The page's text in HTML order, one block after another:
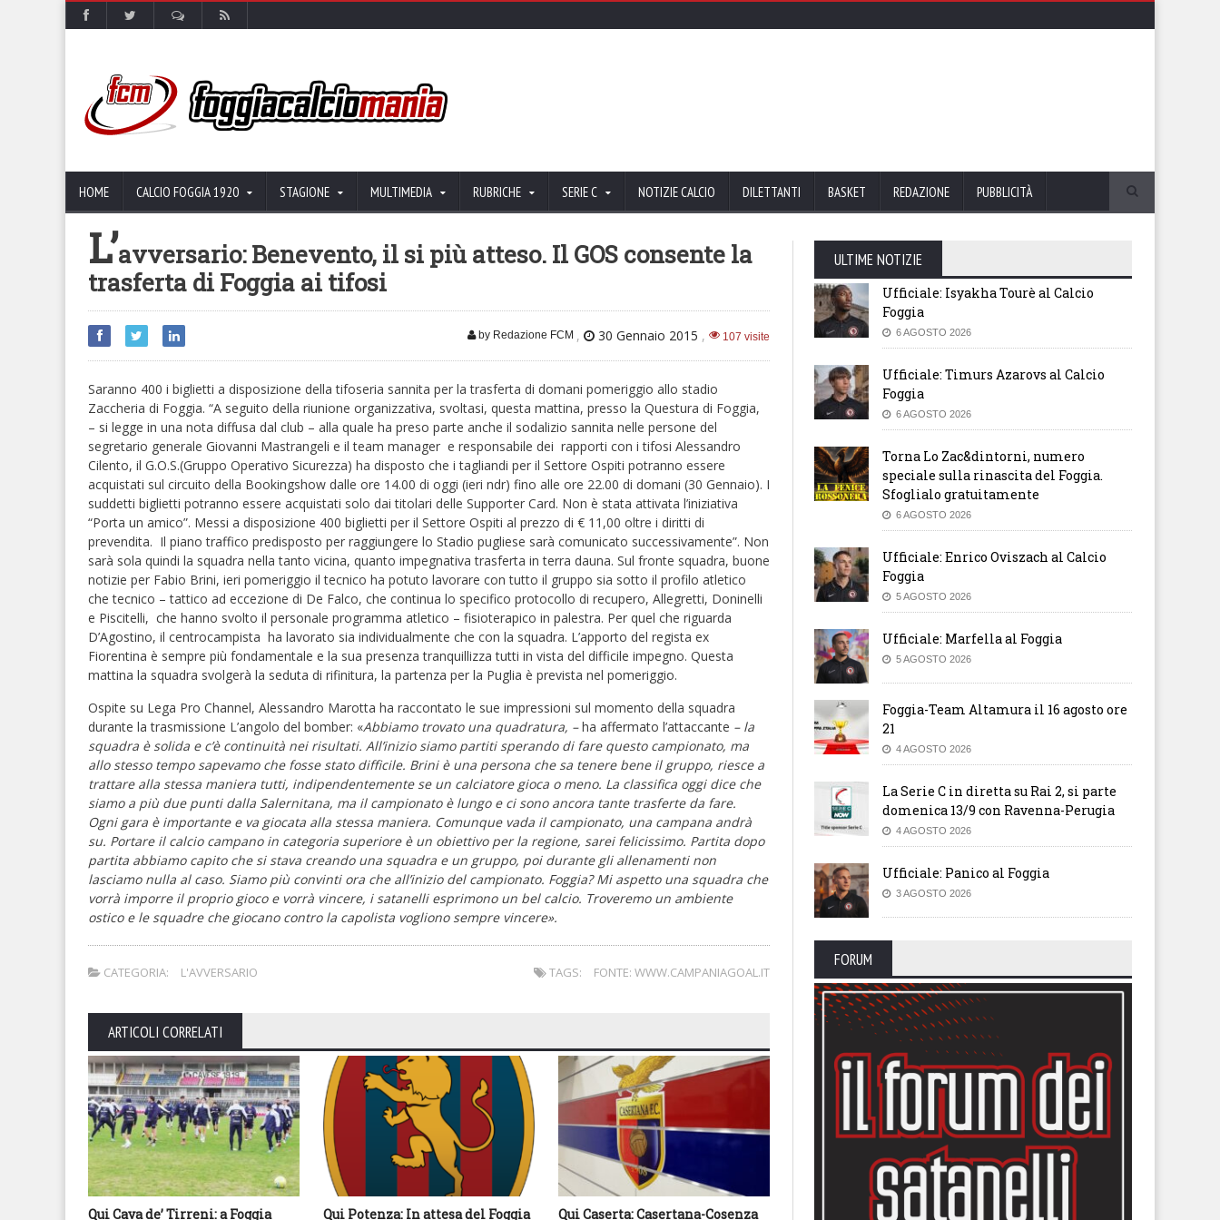
HOME CALCIO FOGGIA 1920 STAGIONE MULTIMEDIA RUBRICHE SERIE C NOTIZIE CALCIO DILETTANTI BASKET REDAZIONE PUBBLICITÀ
L’avversario: Benevento, il si più atteso. Il GOS consente la
trasferta di Foggia ai tifosi
by Redazione FCM , 30 Gennaio 2015 , 107 visite
Saranno 400 i biglietti a disposizione della tifoseria sannita per la trasferta di domani pomeriggio allo stadio
Zaccheria di Foggia. “A seguito della riunione organizzativa, svoltasi, questa mattina, presso la Questura di Foggia,
– si legge in una nota diffusa dal club – alla quale ha preso parte anche il sodalizio sannita nelle persone del
segretario generale Giovanni Mastrangeli e il team manager e responsabile dei rapporti con i tifosi Alessandro
Cilento, il G.O.S.(Gruppo Operativo Sicurezza) ha disposto che i tagliandi per il Settore Ospiti potranno essere
acquistati sul circuito della Bookingshow dalle ore 14.00 di oggi (ieri ndr) fino alle ore 22.00 di domani (30 Gennaio). I
suddetti biglietti potranno essere acquistati solo dai titolari delle Supporter Card. Non è stata attivata l’iniziativa
“Porta un amico”. Messi a disposizione 400 biglietti per il Settore Ospiti al prezzo di € 11,00 oltre i diritti di
prevendita. Il piano traffico predisposto per raggiungere lo Stadio pugliese sarà comunicato successivamente”. Non
sarà sola quindi la squadra nella tanto vicina, quanto impegnativa trasferta in terra dauna. Sul fronte squadra, buone
notizie per Fabio Brini, ieri pomeriggio il tecnico ha potuto lavorare con tutto il gruppo sia sotto il profilo atletico
che tecnico – tattico ad eccezione di De Falco, che continua lo specifico protocollo di recupero, Allegretti, Doninelli
e Piscitelli, che hanno svolto il personale programma atletico – fisioterapico in palestra. Per quel che riguarda
D’Agostino, il centrocampista ha lavorato sia individualmente che con la squadra. L’apporto del regista ex
Fiorentina è sempre più fondamentale e la sua presenza tranquillizza tutti in vista del difficile impegno. Questa
mattina la squadra svolgerà la seduta di rifinitura, la partenza per la Puglia è prevista nel pomeriggio.
Ospite su Lega Pro Channel, Alessandro Marotta ha raccontato le sue impressioni sul momento della squadra
durante la trasmissione L’angolo del bomber: «Abbiamo trovato una quadratura, –ha affermato l’attaccante – la
squadra è solida e c’è continuità nei risultati. All’inizio siamo partiti sperando di fare questo campionato, ma
allo stesso tempo sapevamo che fosse stato difficile. Brini è una persona che sa tenere bene il gruppo, riesce a
trattare alla stessa maniera tutti, indipendentemente se un calciatore gioca o meno. La classifica oggi dice che
siamo a più due punti dalla Salernitana, ma il campionato è lungo e ci sono ancora tante trasferte da fare.
Ogni gara è importante e va giocata alla stessa maniera. Comunque vada il campionato, una campana andrà
su. Portare il calcio campano in categoria superiore è un obiettivo per la regione, sarei felicissimo. Partita dopo
partita abbiamo capito che si stava creando una squadra e un gruppo, poi durante gli allenamenti non
lasciamo nulla al caso. Siamo più convinti ora che all’inizio del campionato. Foggia? Mi aspetto una squadra che
vorrà imporre il proprio gioco e vorrà vincere, i satanelli esprimono un bel calcio. Troveremo un ambiente
ostico e le squadre che giocano contro la capolista vogliono sempre vincere».
CATEGORIA: L'AVVERSARIO TAGS: FONTE: WWW.CAMPANIAGOAL.IT
ARTICOLI CORRELATI
Qui Cava de’ Tirreni: a Foggia
Qui Potenza: In attesa del Foggia
Qui Caserta: Casertana-Cosenza
Qui Giugliano: salta la panchina,
Qui Messina: esonerato
ULTIME NOTIZIE
Ufficiale: Isyakha Tourè al Calcio
Foggia
6 AGOSTO 2026
Ufficiale: Timurs Azarovs al Calcio
Foggia
6 AGOSTO 2026
Torna Lo Zac&dintorni, numero
speciale sulla rinascita del Foggia.
Sfoglialo gratuitamente
6 AGOSTO 2026
Ufficiale: Enrico Oviszach al Calcio
Foggia
5 AGOSTO 2026
Ufficiale: Marfella al Foggia
5 AGOSTO 2026
Foggia-Team Altamura il 16 agosto ore
21
4 AGOSTO 2026
La Serie C in diretta su Rai 2, si parte
domenica 13/9 con Ravenna-Perugia
4 AGOSTO 2026
Ufficiale: Panico al Foggia
3 AGOSTO 2026
FORUM